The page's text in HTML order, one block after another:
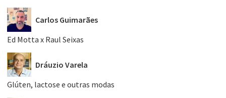
Carlos Guimarães
Ed Motta x Raul Seixas
Dráuzio Varela
Glúten, lactose e outras modas